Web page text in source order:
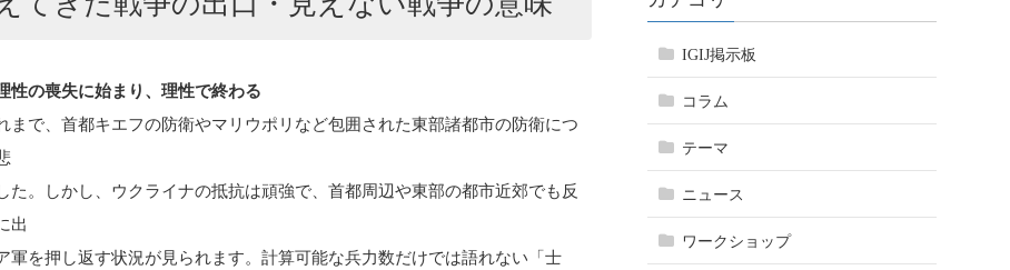
性の喪失に始まり、理性で終わる
まで、首都キエフの防衛やマリウポリなど包囲された東部諸都市の防衛につ
た。しかし、ウクライナの抵抗は頑強で、首都周辺や東部の都市近郊でも反
出
軍を押し返す状況が見られます。計算可能な兵力数だけでは語れない「士
IGIJ掲示板
コラム
テーマ
ニュース
ワークショップ